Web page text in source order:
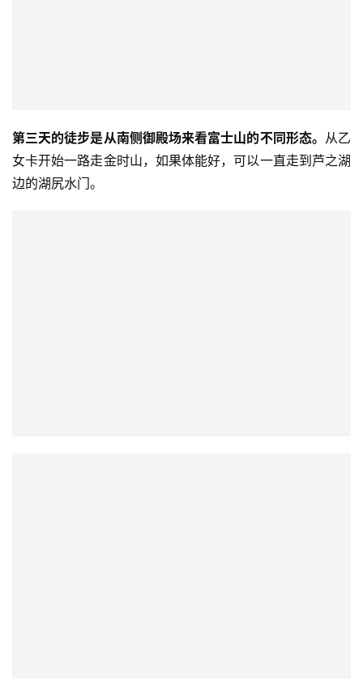
第三天的徒步是从南侧御殿场来看富士山的不同形态。 从乙
女卡开始一路走金时山，如果体能好，可以一直走到芦之湖
边的湖尻水门。